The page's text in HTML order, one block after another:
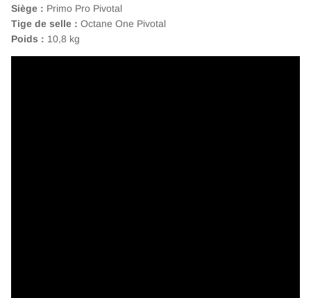
Siège : Primo Pro Pivotal
Tige de selle : Octane One Pivotal
Poids : 10,8 kg